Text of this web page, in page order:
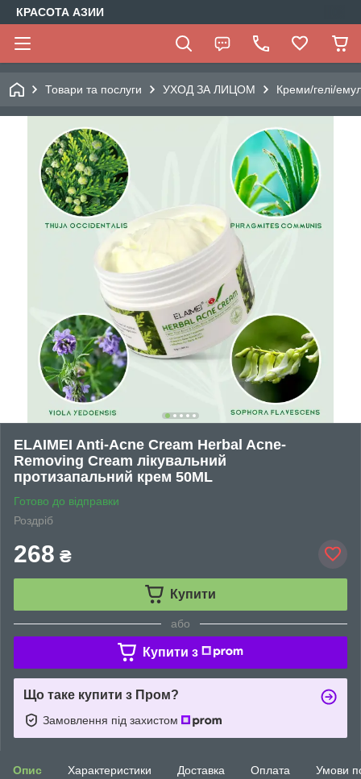
КРАСОТА АЗИИ
Товари та послуги УХОД ЗА ЛИЦОМ Креми/гелі/
ELAIMEI Anti-Acne Cream Herbal Acne-
Removing Cream лікувальний
протизапальний крем 50ML
Готово до відправки
Роздріб
268 ₴
Купити
або
Купити з
Що таке купити з Пром?
Замовлення під захистом
Опис Характеристики Доставка Оплата Умови